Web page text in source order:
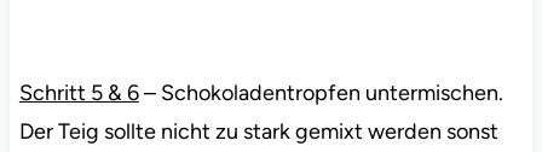
Schritt 5 & 6– Schokoladentropfen untermischen.
Der Teig sollte nicht zu stark gemixt werden sonst